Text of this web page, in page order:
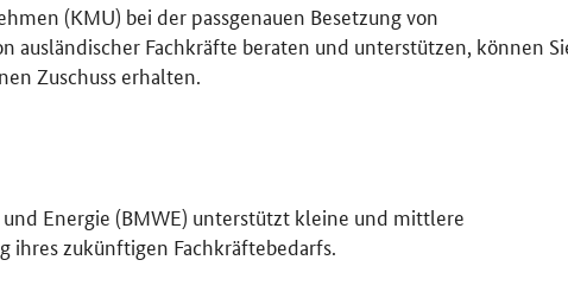
(KMU) bei der passgenauen Besetzung von
ausländischer Fachkräfte beraten und unterstützen, können
Zuschuss erhalten.
Energie (BMWE) unterstützt kleine und mittlere
ihres zukünftigen Fachkräftebedarfs.